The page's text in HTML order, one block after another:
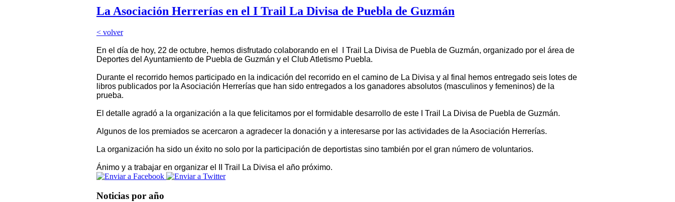
La Asociación Herrerías en el I Trail La Divisa de Puebla de Guzmán
< volver
En el día de hoy, 22 de octubre, hemos disfrutado colaborando en el I Trail La Divisa de Puebla de Guzmán, organizado por el área de
Deportes del Ayuntamiento de Puebla de Guzmán y el Club Atletismo Puebla.
Durante el recorrido hemos participado en la indicación del recorrido en el camino de La Divisa y al final hemos entregado seis lotes de
libros publicados por la Asociación Herrerías que han sido entregados a los ganadores absolutos (masculinos y femeninos) de la
prueba.
El detalle agradó a la organización a la que felicitamos por el formidable desarrollo de este I Trail La Divisa de Puebla de Guzmán.
Algunos de los premiados se acercaron a agradecer la donación y a interesarse por las actividades de la Asociación Herrerías.
La organización ha sido un éxito no solo por la participación de deportistas sino también por el gran número de voluntarios.
Ánimo y a trabajar en organizar el II Trail La Divisa el año próximo.
Noticias por año